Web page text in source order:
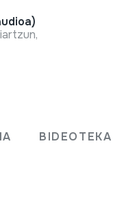
BIDEOTEKA
2020-04-23.